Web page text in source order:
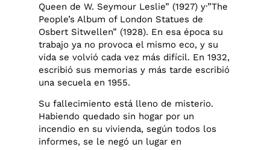
Queen de W. Seymour Leslie” (1927) y·”The
People’s Album of London Statues de
Osbert Sitwellen” (1928). En esa época su
trabajo ya no provoca el mismo eco, y su
vida se volvió cada vez más difícil. En 1932,
escribió sus memorias y más tarde escribió
una secuela en 1955.
Su fallecimiento está lleno de misterio.
Habiendo quedado sin hogar por un
incendio en su vivienda, según todos los
informes, se le negó un lugar en